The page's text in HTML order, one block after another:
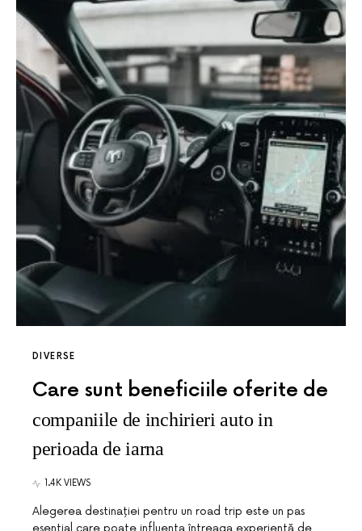
DIVERSE
Care sunt beneficiile oferite de
companiile de inchirieri auto in
perioada de iarna
1.4K VIEWS
Alegerea destinației pentru un road trip este un pas